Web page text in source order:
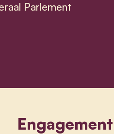
Parlement
Engagement